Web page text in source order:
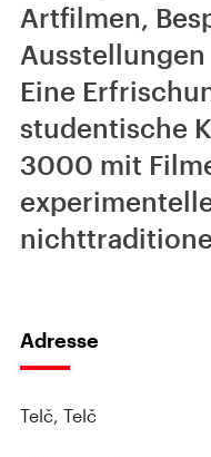
Artfilmen,
Eine
studentische
3000 mit
Adresse
Telč, Telč